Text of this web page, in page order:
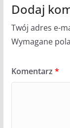
Dodaj
Twój adres e-
Wymagane
Komentarz *